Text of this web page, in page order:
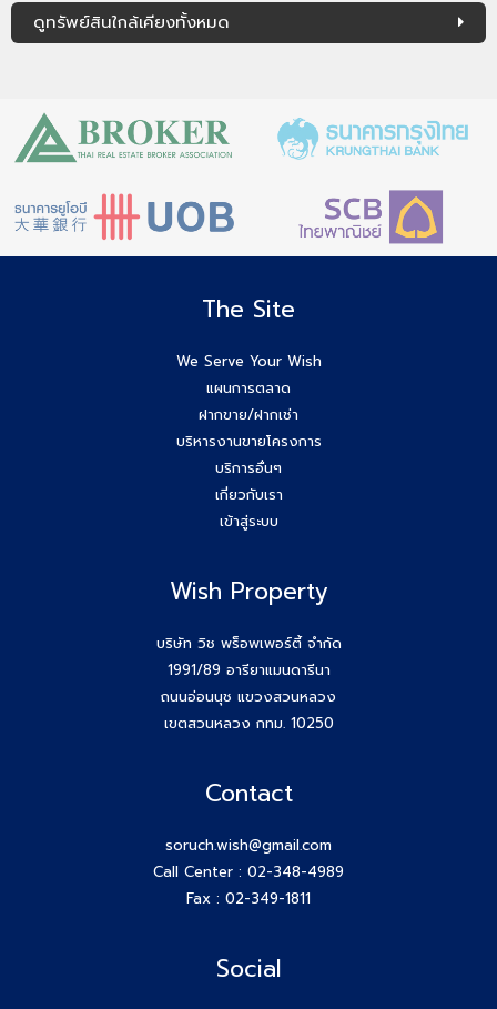
ดูทรัพย์สินใกล้เคียงทั้งหมด
The Site
We Serve Your Wish
แผนการตลาด
ฝากขาย/ฝากเช่า
บริหารงานขายโครงการ
บริการอื่นๆ
เกี่ยวกับเรา
เข้าสู่ระบบ
Wish Property
บริษัท วิช พร็อพเพอร์ตี้ จำกัด
1991/89 อารียาแมนดารีนา
ถนนอ่อนนุช แขวงสวนหลวง
เขตสวนหลวง กทม. 10250
Contact
soruch.wish@gmail.com
Call Center : 02-348-4989
Fax : 02-349-1811
Social